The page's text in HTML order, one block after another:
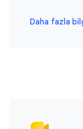
Daha fazla